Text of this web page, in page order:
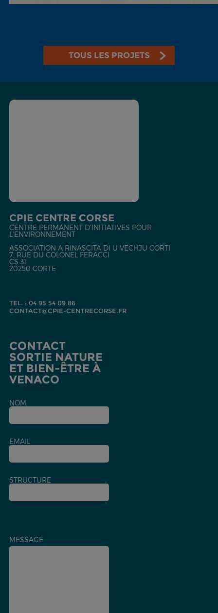
TOUS LES PROJETS
CPIE CENTRE CORSE
CENTRE PERMANENT D'INITIATIVES POUR
L'ENVIRONNEMENT
ASSOCIATION A RINASCITA DI U VECHJU CORTI
7, RUE DU COLONEL FERACCI
CS 31
20250 CORTE
TEL. : 04 95 54 09 86
CONTACT@CPIE-CENTRECORSE.FR
CONTACT
SORTIE NATURE
ET BIEN-ÊTRE À
VENACO
NOM
EMAIL
STRUCTURE
MESSAGE